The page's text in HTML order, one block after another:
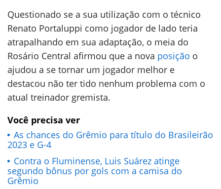
Questionado se a sua utilização com o técnico
Renato Portaluppi como jogador de lado teria
atrapalhando em sua adaptação, o meia do
Rosário Central afirmou que a nova posição o
ajudou a se tornar um jogador melhor e
destacou não ter tido nenhum problema com o
atual treinador gremista.
Você precisa ver
As chances do Grêmio para título do Brasileirão
2023 e G-4
Contra o Fluminense, Luis Suárez atinge
segundo bônus por gols com a camisa do
Grêmio